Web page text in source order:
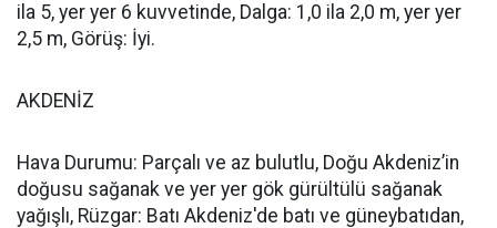
ila 5, yer yer 6 kuvvetinde, Dalga: 1,0 ila 2,0 m, yer yer
2,5 m, Görüş: İyi.
AKDENİZ
Hava Durumu: Parçalı ve az bulutlu, Doğu Akdeniz’in
doğusu sağanak ve yer yer gök gürültülü sağanak
yağışlı, Rüzgar: Batı Akdeniz'de batı ve güneybatıdan,